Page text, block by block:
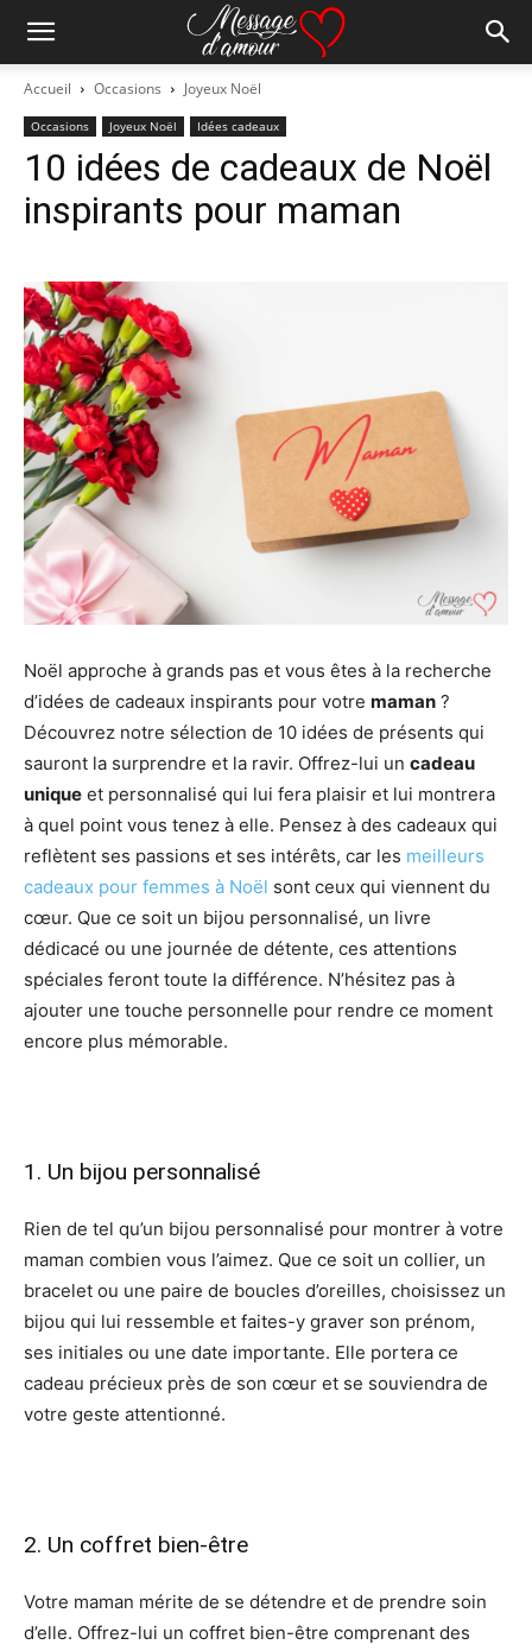
Accueil Occasions Joyeux Noël
Occasions Joyeux Noël Idées cadeaux
10 idées de cadeaux de Noël
inspirants pour maman
Noël approche à grands pas et vous êtes à la recherche
d’idées de cadeaux inspirants pour votre maman ?
Découvrez notre sélection de 10 idées de présents qui
sauront la surprendre et la ravir. Offrez-lui un cadeau
unique et personnalisé qui lui fera plaisir et lui montrera
à quel point vous tenez à elle. Pensez à des cadeaux qui
reflètent ses passions et ses intérêts, car les meilleurs
cadeaux pour femmes à Noël sont ceux qui viennent du
cœur. Que ce soit un bijou personnalisé, un livre
dédicacé ou une journée de détente, ces attentions
spéciales feront toute la différence. N’hésitez pas à
ajouter une touche personnelle pour rendre ce moment
encore plus mémorable.
1. Un bijou personnalisé
Rien de tel qu’un bijou personnalisé pour montrer à votre
maman combien vous l’aimez. Que ce soit un collier, un
bracelet ou une paire de boucles d’oreilles, choisissez un
bijou qui lui ressemble et faites-y graver son prénom,
ses initiales ou une date importante. Elle portera ce
cadeau précieux près de son cœur et se souviendra de
votre geste attentionné.
2. Un coffret bien-être
Votre maman mérite de se détendre et de prendre soin
d’elle. Offrez-lui un coffret bien-être comprenant des